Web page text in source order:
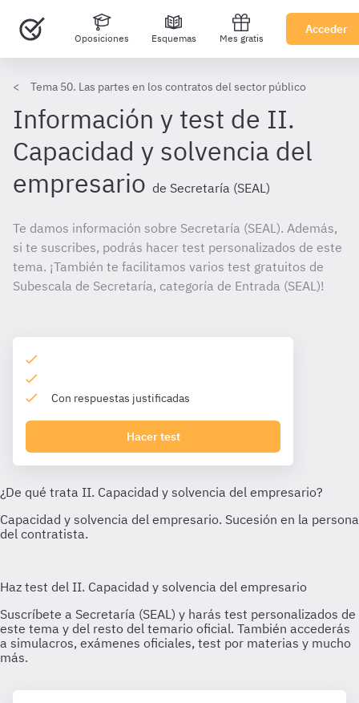
Oposiciones Esquemas Mes gratis
Acceder
Tema 50. Las partes en los contratos del sector público
Información y test de II.
Capacidad y solvencia del
empresario de Secretaría (SEAL)
Te damos información sobre Secretaría (SEAL). Además,
si te suscribes, podrás hacer test personalizados de este
tema. ¡También te facilitamos varios test gratuitos de
Subescala de Secretaría, categoría de Entrada (SEAL)!
Con respuestas justificadas
Hacer test